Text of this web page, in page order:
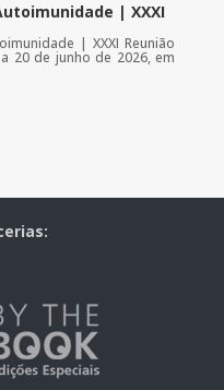
| XXXI
| XXXI Reunião
20 de junho de 2026, em